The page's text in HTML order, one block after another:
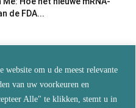
website om u de meest relevante
van uw voorkeuren en
Alle" te klikken, stemt u in
de FDA...
behandelingen met